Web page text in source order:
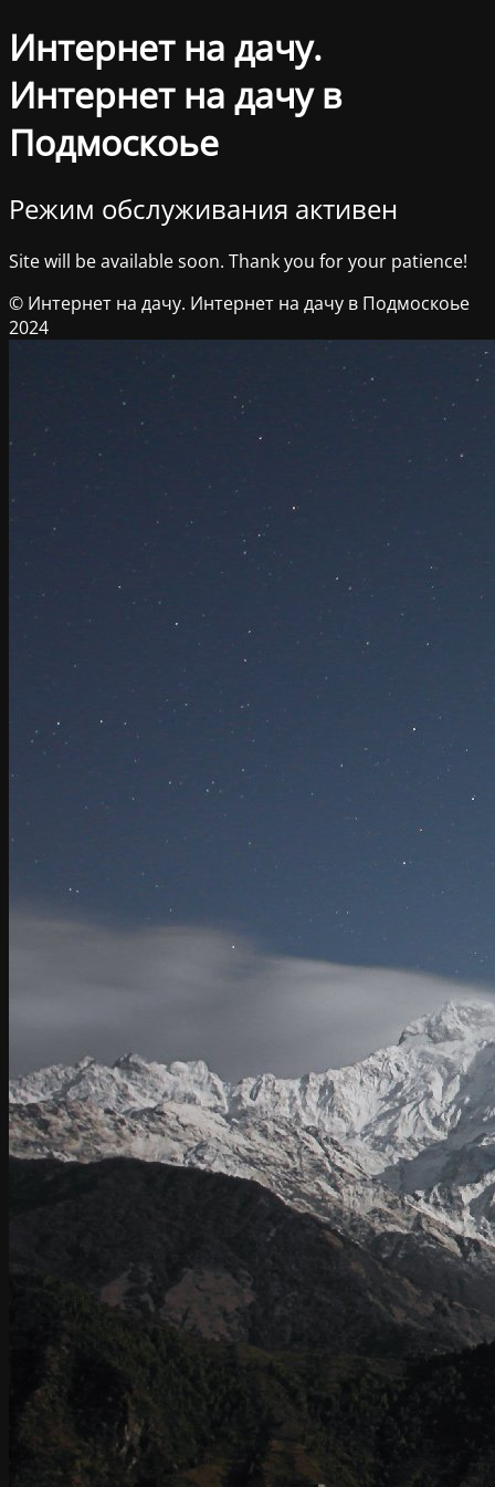
Интернет на дачу.
Интернет на дачу в
Подмоскоье
Режим обслуживания активен
Site will be available soon. Thank you for your patience!
© Интернет на дачу. Интернет на дачу в Подмоскоье
2024